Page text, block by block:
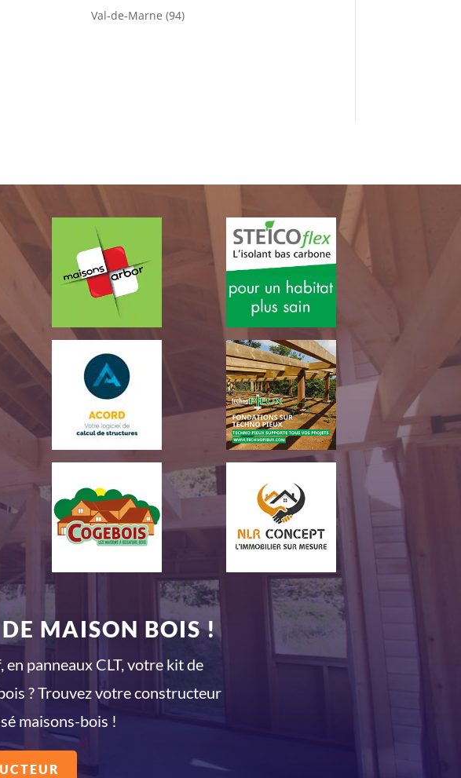
Val-de-Marne (94)
DE MAISON BOIS !
panneaux CLT, votre kit de
? Trouvez votre constructeur
maisons-bois !